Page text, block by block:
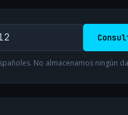
No almacenamos ningún